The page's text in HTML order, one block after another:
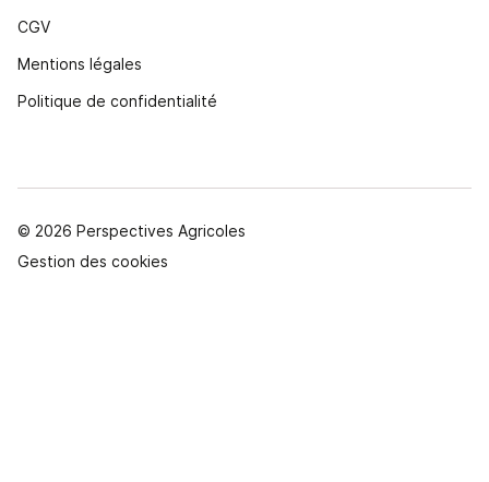
CGV
Mentions légales
Politique de confidentialité
© 2026 Perspectives Agricoles
Gestion des cookies